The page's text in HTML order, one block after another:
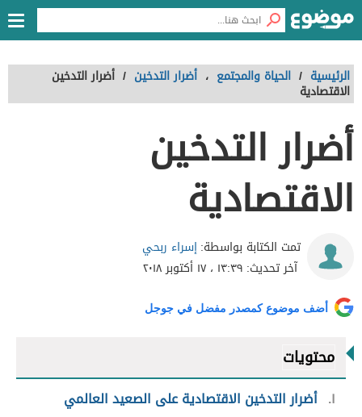
الرئيسية / الحياة والمجتمع ، أضرار التدخين / أضرار التدخين
الاقتصادية
أضرار التدخين
الاقتصادية
تمت الكتابة بواسطة:إسراء ربحي
آخر تحديث: ١٣:٣٩ ، ١٧ أكتوبر ٢٠١٨
أضف موضوع كمصدر مفضل في جوجل
محتويات
١ أضرار التدخين الاقتصادية على الصعيد العالمي